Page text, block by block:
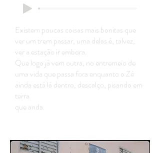
Existem poucas coisas mais bonitas que
ver um trem passar, uma delas é, talvez,
ver a estação ir embora.
Que logo já vem outra, no entremeio de
uma vida que passa fora enquanto o Zé
ainda está lá dentro, descalço, pisando em
terra
que anda.